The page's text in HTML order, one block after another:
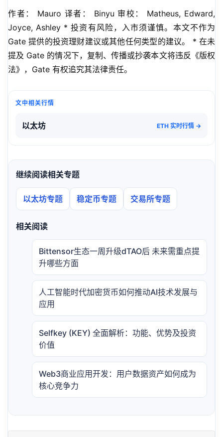
作者： Mauro 译者： Binyu 审校： Matheus, Edward,
Joyce, Ashley * 投资有风险，入市须谨慎。本文不作为
Gate 提供的投资理财建议或其他任何类型的建议。 * 在未
提及 Gate 的情况下，复制、传播或抄袭本文将违反《版权
法》，Gate 有权追究其法律责任。
文中相关行情
以太坊 ETH 实时行情 →
继续阅读相关专题
以太坊专题 稳定币专题 交易所专题
相关阅读
Bittensor生态一周升级dTAO后 未来需重点提
升哪些方面
人工智能时代加密货币如何推动AI技术发展与
应用
Selfkey (KEY) 全面解析：功能、优势及投资
价值
Web3商业应用开发：用户数据资产如何成为
核心竞争力